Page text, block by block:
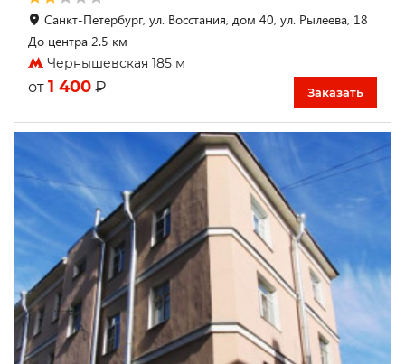
Санкт-Петербург, ул. Восстания, дом 40, ул. Рылеева, 18
До центра 2.5 км
Чернышевская 185 м
от 1 400 ₽ Заказать